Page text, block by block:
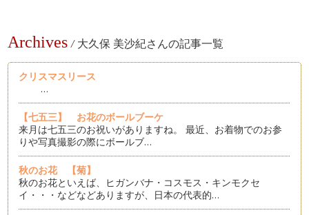
Archives / 大久保 美沙紀さんの記事一覧
クリスマスリース
…
【七五三】 お花のボールブーケ
来月は七五三のお祝いがありますね。 最近、お着物でのお参
りや写真撮影の際にボールブ…
秋のお花 【菊】
秋のお花といえば、ヒガンバナ・コスモス・キンモクセ
イ・・・などなどありますが、日本の代表的…